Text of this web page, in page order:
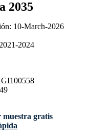
2035
10-March-2026
2021-2024
muestra gratis